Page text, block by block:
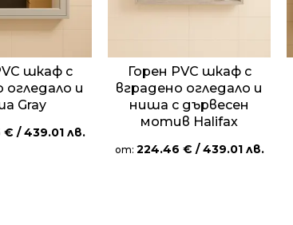
шкаф с
огледало и
Gray
€ / 439.01 лв.
Горен PVC шкаф с
вградено огледало и
ниша с дървесен
мотив Halifax
от: 224.46 € / 439.01 лв.